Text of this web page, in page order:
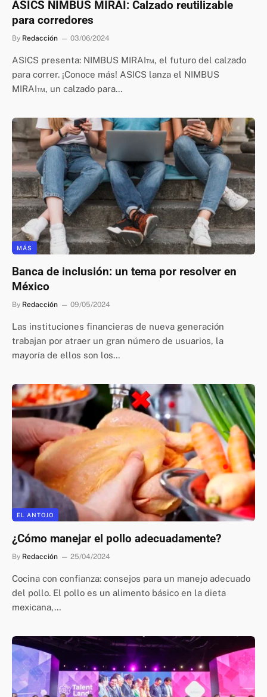
ASICS NIMBUS MIRAI: Calzado reutilizable
para corredores
By Redacción 03/06/2024
ASICS presenta: NIMBUS MIRAI™, el futuro del calzado
para correr. ¡Conoce más! ASICS lanza el NIMBUS
MIRAI™, un calzado para…
MÁS
Banca de inclusión: un tema por resolver en
México
By Redacción 09/05/2024
Las instituciones financieras de nueva generación
trabajan por atraer un gran número de usuarios, la
mayoría de ellos son los…
EL ANTOJO
¿Cómo manejar el pollo adecuadamente?
By Redacción 25/04/2024
Cocina con confianza: consejos para un manejo adecuado
del pollo. El pollo es un alimento básico en la dieta
mexicana,…